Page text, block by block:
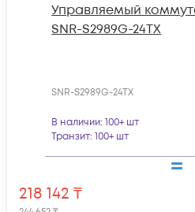
Управляемый
SNR-S2989G-24TX
SNR-S2989G-24TX
В наличии: 100+ шт
Транзит: 100+ шт
218 142 ₸